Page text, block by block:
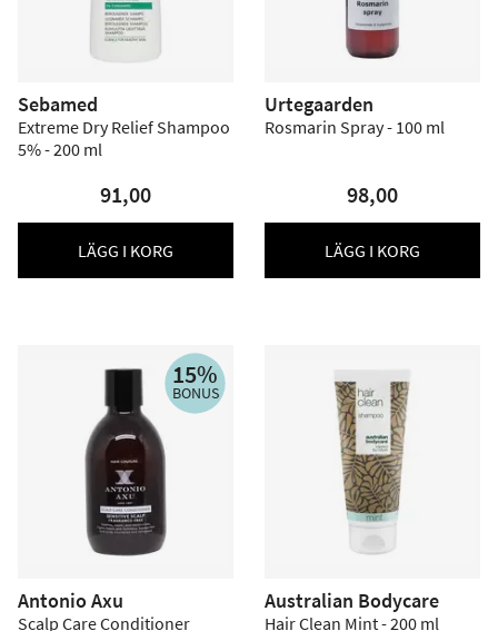
Sebamed
Extreme Dry Relief Shampoo
5% - 200 ml
91,00
LÄGG I KORG
Urtegaarden
Rosmarin Spray - 100 ml
98,00
LÄGG I KORG
15%
BONUS
Antonio Axu
Scalp Care Conditioner
Australian Bodycare
Hair Clean Mint - 200 ml